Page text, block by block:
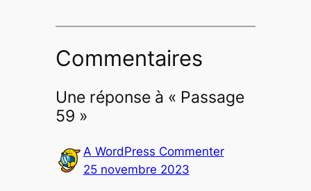
Commentaires
Une réponse à « Passage
59 »
A WordPress Commenter
25 novembre 2023